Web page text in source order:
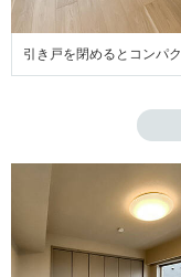
引き戸を閉めるとコンパ